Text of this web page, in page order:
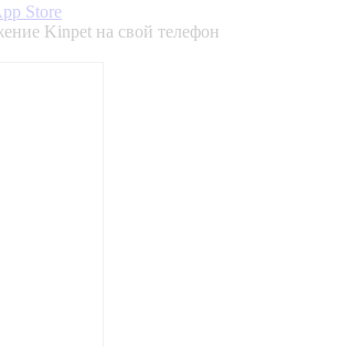
Store
Kinpet на свой телефон